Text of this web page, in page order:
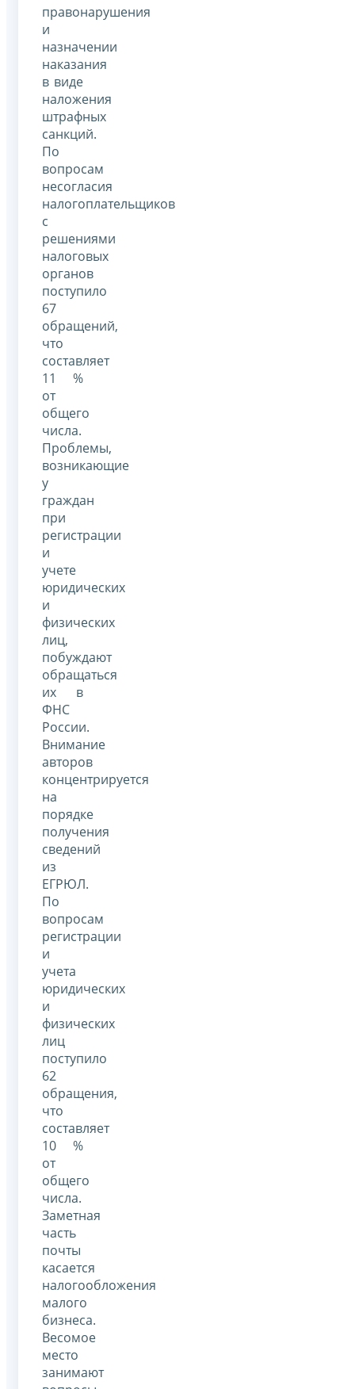
правонарушения
и
назначении
наказания
в виде
наложения
штрафных
санкций.
По
вопросам
несогласия
налогоплательщиков
с
решениями
налоговых
органов
поступило
67
обращений,
что
составляет
11 %
от
общего
числа.
Проблемы,
возникающие
у
граждан
при
регистрации
и
учете
юридических
и
физических
лиц,
побуждают
обращаться
их в
ФНС
России.
Внимание
авторов
концентрируется
на
порядке
получения
сведений
из
ЕГРЮЛ.
По
вопросам
регистрации
и
учета
юридических
и
физических
лиц
поступило
62
обращения,
что
составляет
10 %
от
общего
числа.
Заметная
часть
почты
касается
налогообложения
малого
бизнеса.
Весомое
место
занимают